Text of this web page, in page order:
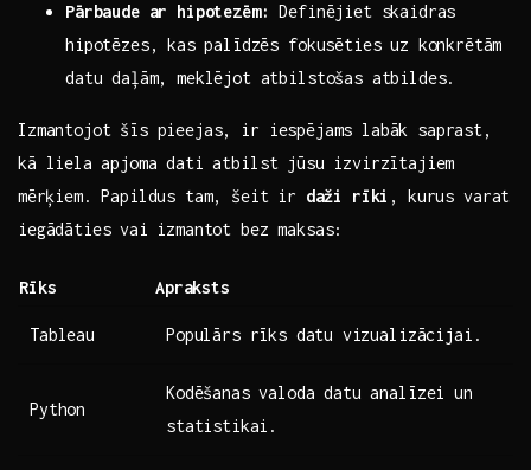
Pārbaude ar hipotezēm: Definējiet skaidras
hipotēzes, ⁤kas palīdzēs fokusēties uz konkrētām
datu ‌daļām,‍ meklējot atbilstošas atbildes.
Izmantojot šīs pieejas, ir ‌iespējams labāk saprast,
kā liela ⁣apjoma dati atbilst‌ jūsu izvirzītajiem
⁢mērķiem. Papildus tam,‍ šeit ir⁢ daži rīki ,‍ kurus varat
iegādāties ⁢vai izmantot bez maksas:
Rīks Apraksts
Tableau Populārs rīks datu ⁣vizualizācijai.
Python
Kodēšanas valoda datu analīzei un
statistikai.